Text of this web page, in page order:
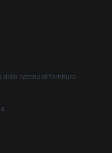
della catena di fornitura